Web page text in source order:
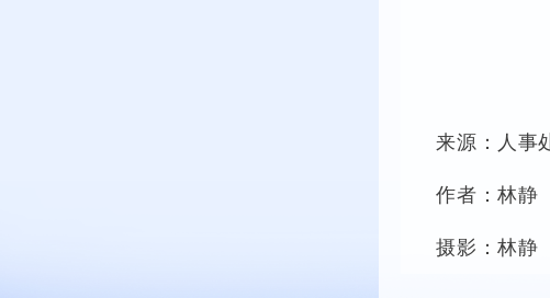
来源：人事
作者：林静
摄影：林静